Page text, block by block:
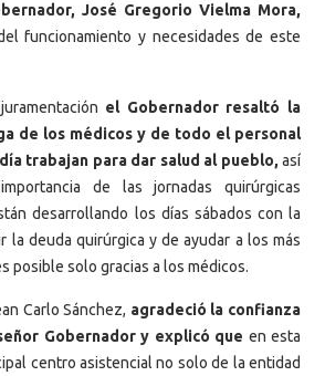
José Gregorio Vielma Mora,
funcionamiento y necesidades de este
el Gobernador resaltó la
de los médicos y de todo el personal
trabajan para dar salud al pueblo, así
de las jornadas quirúrgicas
desarrollando los días sábados con la
la deuda quirúrgica y de ayudar a los más
posible solo gracias a los médicos.
Carlo Sánchez, agradeció la confianza
Gobernador y explicó que en esta
centro asistencial no solo de la entidad